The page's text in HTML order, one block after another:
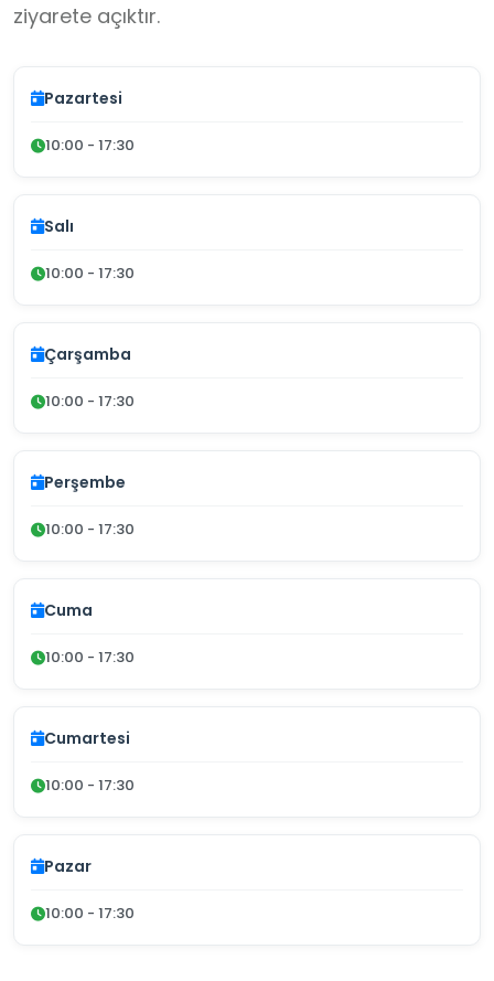
ziyarete açıktır.
Pazartesi
10:00 - 17:30
Salı
10:00 - 17:30
Çarşamba
10:00 - 17:30
Perşembe
10:00 - 17:30
Cuma
10:00 - 17:30
Cumartesi
10:00 - 17:30
Pazar
10:00 - 17:30